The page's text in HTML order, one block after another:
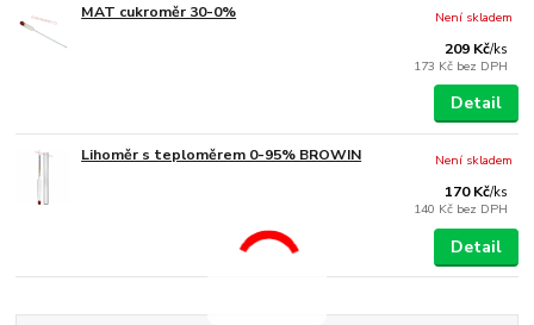
MAT cukroměr 30-0%
209 Kč/ks
173 Kč bez DPH
Není skladem
Detail
Lihoměr s teploměrem 0-95% BROWIN
170 Kč/ks
140 Kč bez DPH
Není skladem
Detail